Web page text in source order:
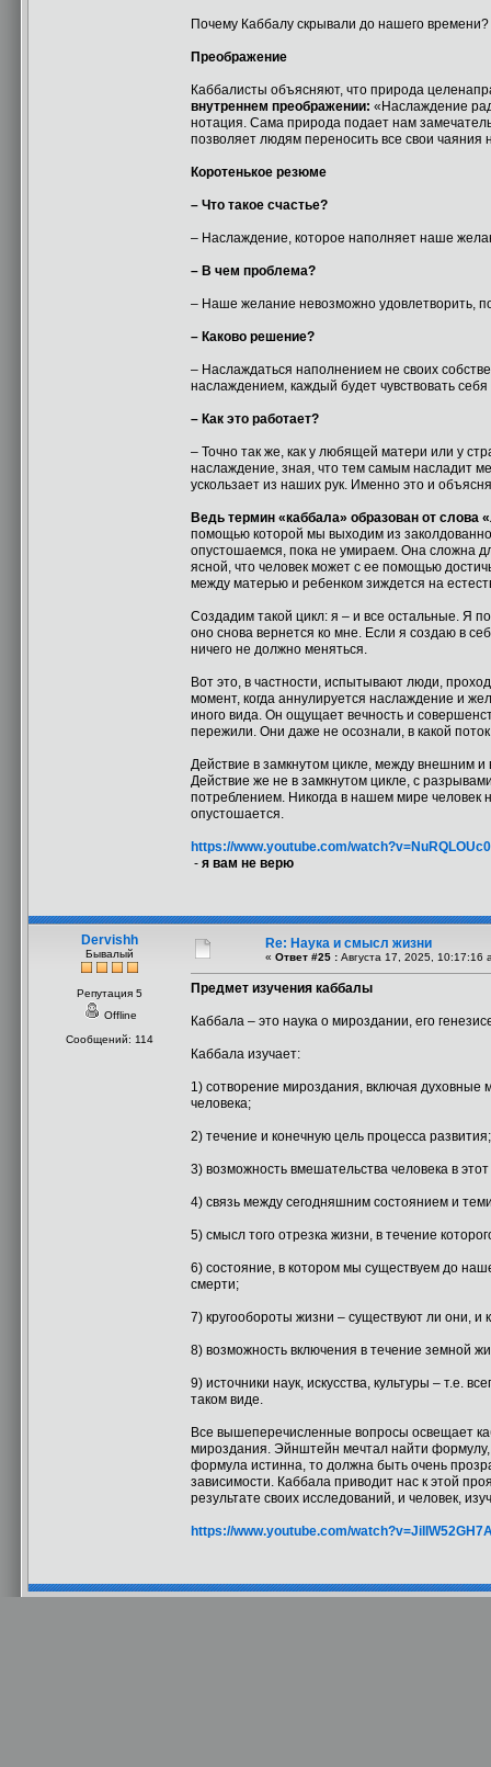
Почему Каббалу скрывали до нашего
Преображение
Каббалисты объясняют, что природа
внутреннем преображении: «Наслаждение
нотация. Сама природа подает нам
позволяет людям переносить все свои чаяния
Коротенькое резюме
– Что такое счастье?
– Наслаждение, которое наполняет наше
– В чем проблема?
– Наше желание невозможно удовлетворить,
– Каково решение?
– Наслаждаться наполнением не своих
наслаждением, каждый будет чувствовать
– Как это работает?
– Точно так же, как у любящей матери или у
наслаждение, зная, что тем самым насладит
ускользает из наших рук. Именно это и
Ведь термин «каббала» образован от слова
помощью которой мы выходим из
опустошаемся, пока не умираем. Она сложна
ясной, что человек может с ее помощью
между матерью и ребенком зиждется на
Создадим такой цикл: я – и все остальные. Я
оно снова вернется ко мне. Если я создаю в
ничего не должно меняться.
Вот это, в частности, испытывают люди,
момент, когда аннулируется наслаждение и
иного вида. Он ощущает вечность и
пережили. Они даже не осознали, в какой
Действие в замкнутом цикле, между внешним
Действие же не в замкнутом цикле, с
потреблением. Никогда в нашем мире
опустошается.
https://www.youtube.com/
- я вам не верю
Dervishh
Бывалый
Репутация 5
Offline
Сообщений: 114
Re: Наука и смысл жизни
« Ответ #25 : Августа 17, 2025, 10:17:16
Предмет изучения каббалы
Каббала – это наука о мироздании, его
Каббала изучает:
1) сотворение мироздания, включая
человека;
2) течение и конечную цель процесса развития;
3) возможность вмешательства человека в
4) связь между сегодняшним состоянием и
5) смысл того отрезка жизни, в течение
6) состояние, в котором мы существуем до
смерти;
7) кругообороты жизни – существуют ли они,
8) возможность включения в течение земной
9) источники наук, искусства, культуры – т.е.
таком виде.
Все вышеперечисленные вопросы освещает
мироздания. Эйнштейн мечтал найти
формула истинна, то должна быть очень
зависимости. Каббала приводит нас к этой
результате своих исследований, и человек,
https://www.youtube.com/